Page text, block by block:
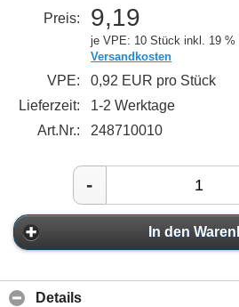
Preis: 9,19
je VPE: 10 Stück inkl. 19 %
Versandkosten
VPE:
0,92 EUR pro Stück
Lieferzeit:
1-2 Werktage
Art.Nr.:
248710010
-
In den
Details